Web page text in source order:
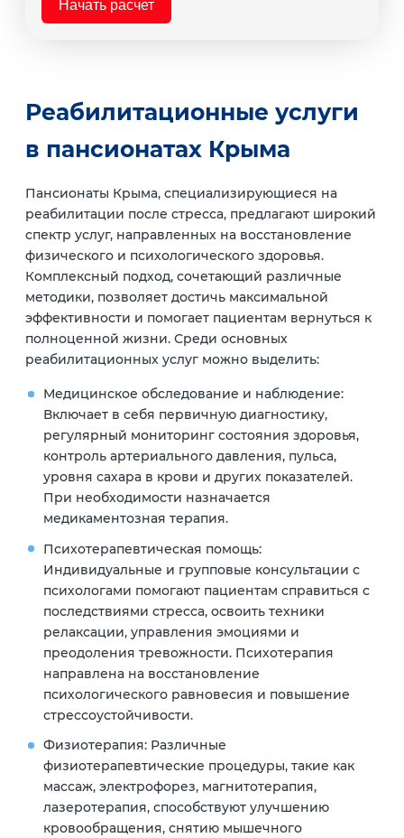
Начать расчет
Реабилитационные услуги
в пансионатах Крыма
Пансионаты Крыма, специализирующиеся на
реабилитации после стресса, предлагают широкий
спектр услуг, направленных на восстановление
физического и психологического здоровья.
Комплексный подход, сочетающий различные
методики, позволяет достичь максимальной
эффективности и помогает пациентам вернуться к
полноценной жизни. Среди основных
реабилитационных услуг можно выделить:
Медицинское обследование и наблюдение:
Включает в себя первичную диагностику,
регулярный мониторинг состояния здоровья,
контроль артериального давления, пульса,
уровня сахара в крови и других показателей.
При необходимости назначается
медикаментозная терапия.
Психотерапевтическая помощь:
Индивидуальные и групповые консультации с
психологами помогают пациентам справиться с
последствиями стресса, освоить техники
релаксации, управления эмоциями и
преодоления тревожности. Психотерапия
направлена на восстановление
психологического равновесия и повышение
стрессоустойчивости.
Физиотерапия:Различные
физиотерапевтические процедуры, такие как
массаж, электрофорез, магнитотерапия,
лазеротерапия, способствуют улучшению
кровообращения, снятию мышечного